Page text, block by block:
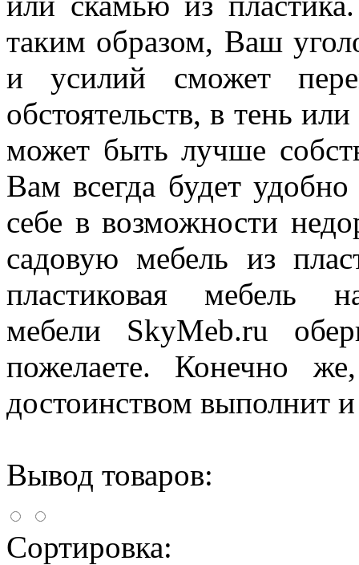
таким образом, Ваш
и усилий сможет
обстоятельств, в тень
может быть лучше
Вам всегда будет
себе в возможности
садовую мебель из
пластиковая мебель
мебели SkyMeb.ru
пожелаете. Конечно
достоинством выполнит
Вывод товаров:
Сортировка: